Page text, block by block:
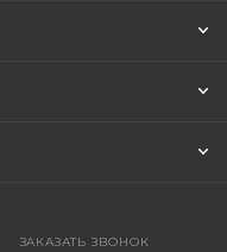
ЗАКАЗАТЬ ЗВОНОК